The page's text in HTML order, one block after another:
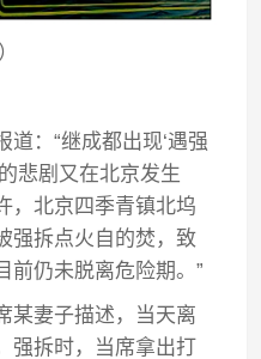
：“继成都出现‘遇强
悲剧又在北京发生
，北京四季青镇北坞
强拆点火自的焚，致
前仍未脱离危险期。”
某妻子描述，当天离
拆时，当席拿出打